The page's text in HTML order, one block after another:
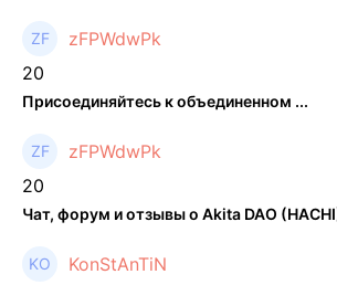
zFPWdwPk
20
Присоединяйтесь к объединенном ...
zFPWdwPk
20
Чат, форум и отзывы о Akita DAO
KonStAnTiN